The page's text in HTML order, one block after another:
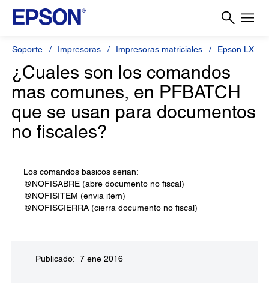
Soporte Impresoras Impresoras matriciales Epson LX
¿Cuales son los comandos
mas comunes, en PFBATCH
que se usan para documentos
no fiscales?
Los comandos basicos serian:
@NOFISABRE (abre documento no fiscal)
@NOFISITEM (envia item)
@NOFISCIERRA (cierra documento no fiscal)
Publicado: 7 ene 2016